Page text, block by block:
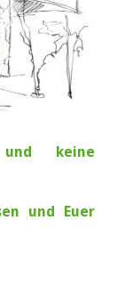
und keine
und Euer